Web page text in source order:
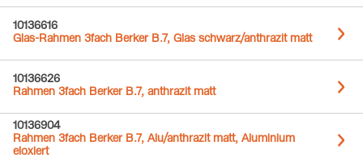
10136616
Glas-Rahmen 3fach Berker B.7, Glas schwarz/anthrazit matt
10136626
Rahmen 3fach Berker B.7, anthrazit matt
10136904
Rahmen 3fach Berker B.7, Alu/anthrazit matt, Aluminium
eloxiert